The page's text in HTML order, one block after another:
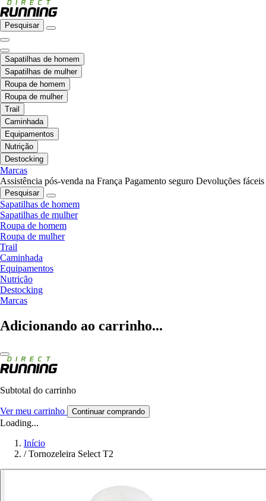
Pesquisar
Sapatilhas de homem
Sapatilhas de mulher
Roupa de homem
Roupa de mulher
Trail
Caminhada
Equipamentos
Nutrição
Destocking
Marcas
Assistência pós-venda na França Pagamento seguro Devoluções fáceis
Pesquisar
Sapatilhas de homem
Sapatilhas de mulher
Roupa de homem
Roupa de mulher
Trail
Caminhada
Equipamentos
Nutrição
Destocking
Marcas
Adicionando ao carrinho...
Subtotal do carrinho
Ver meu carrinho Continuar comprando
Loading...
Início
/ Tornozeleira Select T2